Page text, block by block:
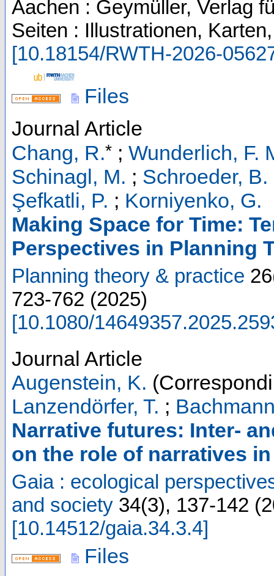
Aachen : Geymüller, Verlag
Seiten : Illustrationen,
[10.18154/RWTH-2026-
Files
Journal Article
Chang, R.* ; Wunderlich, F.
Schinagl, M. ; Schroeder, B.
Şefkatli, P. ; Korniyenko, G.
Making Space for Time:
Perspectives in Planning
Planning theory & practice 26
723-762 (2025)
[10.1080/
Journal Article
Augenstein, K.
Lanzendörfer, T. ;
Narrative futures: Inter-
on the role of narratives
Gaia : ecological
and society 34(3), 137-142 (
[10.14512/gaia.34.3.4]
Files